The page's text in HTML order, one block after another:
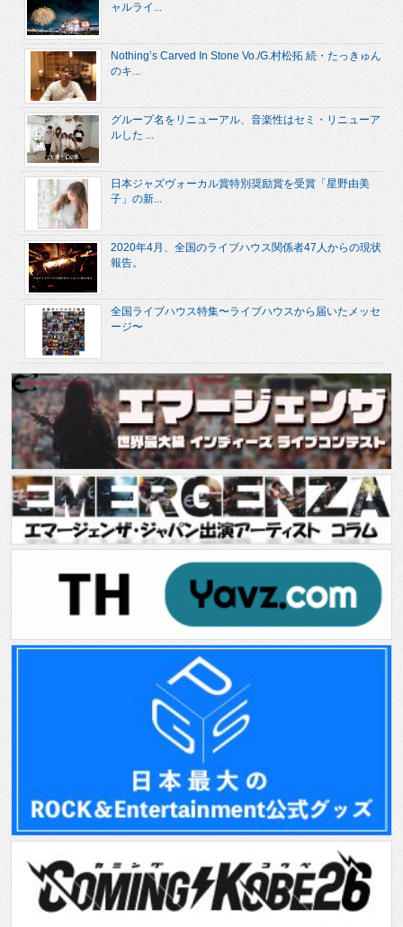
ャルライ...
Nothing’s Carved In Stone Vo./G.村松拓 続・たっきゅん
のキ...
グループ名をリニューアル、音楽性はセミ・リニューア
ルした ...
日本ジャズヴォーカル賞特別奨励賞を受賞「星野由美
子」の新...
2020年4月、全国のライブハウス関係者47人からの現状
報告。
全国ライブハウス特集〜ライブハウスから届いたメッセ
ージ〜